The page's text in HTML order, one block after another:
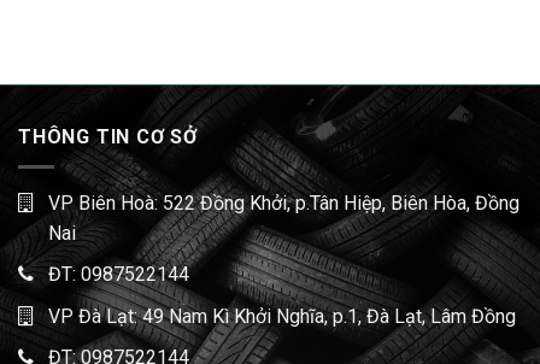
THÔNG TIN CƠ SỞ
VP Biên Hoà: 522 Đồng Khởi, p.Tân Hiệp, Biên Hòa, Đồng
Nai
ĐT: 0987522144
VP Đà Lạt: 49 Nam Kì Khởi Nghĩa, p.1, Đà Lạt, Lâm Đồng
ĐT:0987522144